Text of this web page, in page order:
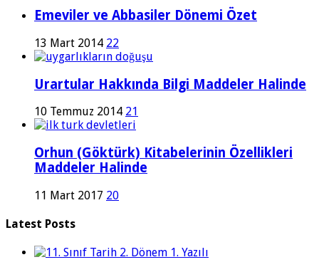
Emeviler ve Abbasiler Dönemi Özet
13 Mart 2014 22
Urartular Hakkında Bilgi Maddeler Halinde
10 Temmuz 2014 21
Orhun (Göktürk) Kitabelerinin Özellikleri
Maddeler Halinde
11 Mart 2017 20
Latest Posts